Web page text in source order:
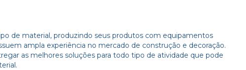
de material, produzindo seus produtos com equipamentos
ampla experiência no mercado de construção e decoração.
as melhores soluções para todo tipo de atividade que pode